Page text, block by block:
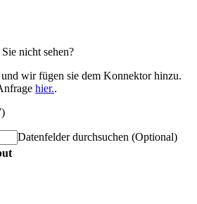
nicht sehen?
und wir fügen sie dem Konnektor hinzu.
hier..
Datenfelder durchsuchen (Optional)